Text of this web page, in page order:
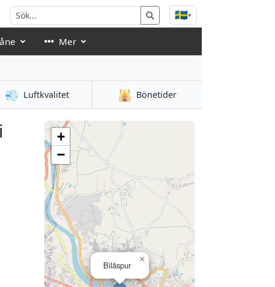
🇸🇪▾
Mer
💨 Luftkvalitet 🕌 Bönetider
Bilāspur
×
+
−